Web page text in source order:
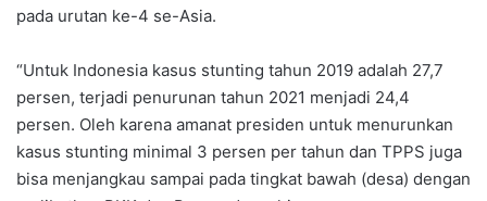
pada urutan ke-4 se-Asia.
“Untuk Indonesia kasus stunting tahun 2019 adalah 27,7
persen, terjadi penurunan tahun 2021 menjadi 24,4
persen. Oleh karena amanat presiden untuk menurunkan
kasus stunting minimal 3 persen per tahun dan TPPS juga
bisa menjangkau sampai pada tingkat bawah (desa) dengan